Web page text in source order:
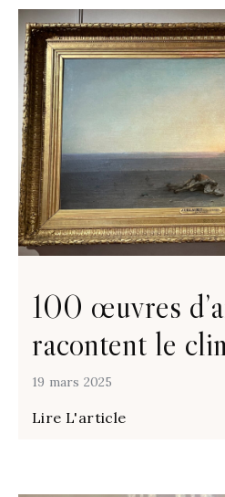
100 œuvres
racontent le
19 mars 2025
Lire L'article